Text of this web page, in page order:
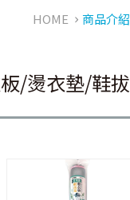
HOME 商品介紹
/燙衣墊/鞋拔